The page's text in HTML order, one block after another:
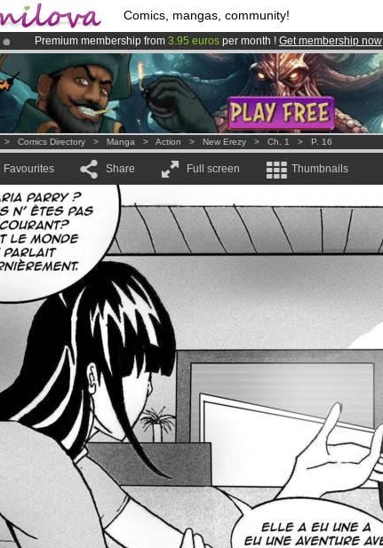
Comics, mangas, community!
Premium membership from 3.95 euros per month ! Get membership now
Already 134393membersand 1208comics & mangas!.
AmilovaKickstarter is now LIVE!.
> Comics Directory > Manga > Action > New Erezy > Ch. 1 > P. 16
Favourites Share Full screen Thumbnails